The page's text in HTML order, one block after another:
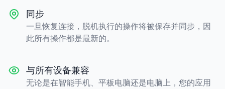
同步
一旦恢复连接，脱机执行的操作将被保存并同步，因
此所有操作都是最新的。
与所有设备兼容
无论是在智能手机、平板电脑还是电脑上，您的应用